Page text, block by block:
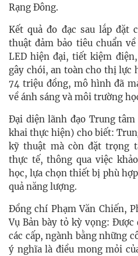
Rạng Đông.
Kết quả đo đạc sau lắp đặt
thuật đảm bảo tiêu chuẩn
LED hiện đại, tiết kiệm
gây chói, an toàn cho thị lực
74 triệu đồng, mô hình đã
về ánh sáng và môi trường
Đại diện lãnh đạo Trung
khai thực hiện) cho biết:
kỹ thuật mà còn đặt trọng
thực tế, thông qua việc
học, lựa chọn thiết bị phù
quả năng lượng.
Đồng chí Phạm Văn Chiến,
Vụ Bản bày tỏ kỳ vọng:
các cấp, ngành bằng những
ý nghĩa là điều mong mỏi